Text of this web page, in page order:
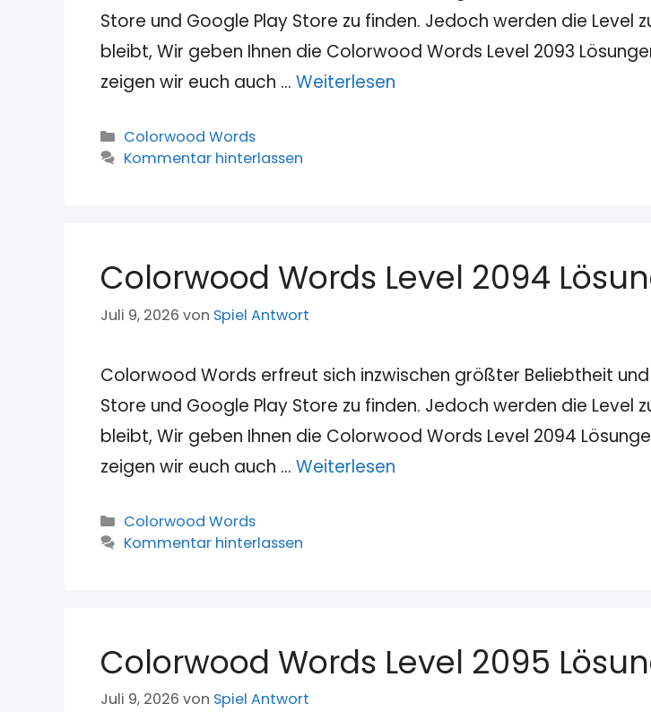
Store und Google Play Store zu finden. Jedoch werden die
bleibt, Wir geben Ihnen die Colorwood Words Level 2093
zeigen wir euch auch … Weiterlesen
Kategorien
Colorwood Words
Kommentar hinterlassen
Colorwood Words Level 2094
Juli 9, 2026 von Spiel Antwort
Colorwood Words erfreut sich inzwischen größter Beliebtheit
Store und Google Play Store zu finden. Jedoch werden die
bleibt, Wir geben Ihnen die Colorwood Words Level 2094
zeigen wir euch auch … Weiterlesen
Kategorien
Colorwood Words
Kommentar hinterlassen
Colorwood Words Level 2095
Juli 9, 2026 von Spiel Antwort